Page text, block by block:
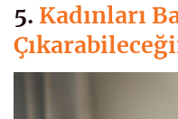
5. Kadınları